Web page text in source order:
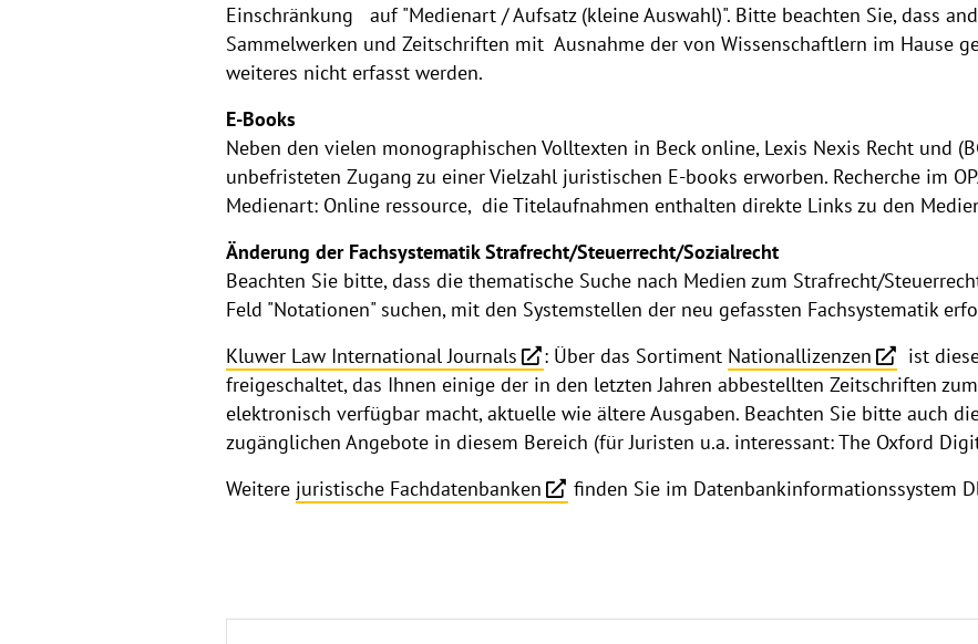
Einschränkung auf "Medienart / Aufsatz (kleine Auswahl)". Bitte beachten Sie, dass
Sammelwerken und Zeitschriften mit Ausnahme der von Wissenschaftlern im Hause
weiteres nicht erfasst werden.
E-Books
Neben den vielen monographischen Volltexten in Beck online, Lexis Nexis Recht und
unbefristeten Zugang zu einer Vielzahl juristischen E-books erworben. Recherche im
Medienart: Online ressource, die Titelaufnahmen enthalten direkte Links zu den
Änderung der Fachsystematik Strafrecht/Steuerrecht/Sozialrecht
Beachten Sie bitte, dass die thematische Suche nach Medien zum Strafrecht/
Feld "Notationen" suchen, mit den Systemstellen der neu gefassten Fachsystematik
Kluwer Law International Journals
: Über das Sortiment Nationallizenzen
ist
freigeschaltet, das Ihnen einige der in den letzten Jahren abbestellten Zeitschriften
elektronisch verfügbar macht, aktuelle wie ältere Ausgaben. Beachten Sie bitte auch
zugänglichen Angebote in diesem Bereich (für Juristen u.a. interessant: The Oxford
Weitere juristische Fachdatenbanken finden Sie im Datenbankinformationssystem